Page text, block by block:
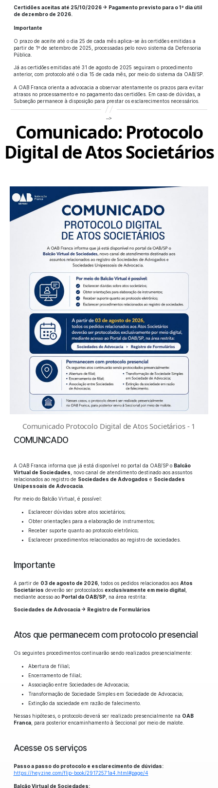
Certidões aceitas até 25/10/2026 → Pagamento previsto para o 1º dia útil
de dezembro de 2026.
Importante
O prazo de aceite até o dia 25 de cada mês aplica-se às certidões emitidas a
partir de 1º de setembro de 2025, processadas pelo novo sistema da Defensoria
Pública.
Já as certidões emitidas até 31 de agosto de 2025 seguiram o procedimento
anterior, com protocolo até o dia 15 de cada mês, por meio do sistema da OAB/SP.
A OAB Franca orienta a advocacia a observar atentamente os prazos para evitar
atrasos no processamento e no pagamento das certidões. Em caso de dúvidas, a
Subseção permanece à disposição para prestar os esclarecimentos necessários.
-->
Comunicado: Protocolo
Digital de Atos Societários
Comunicado Protocolo Digital de Atos Societários - 1
COMUNICADO
A OAB Franca informa que já está disponível no portal da OAB/SP o Balcão
Virtual de Sociedades , novo canal de atendimento destinado aos assuntos
relacionados ao registro de Sociedades de Advogados e Sociedades
Unipessoais de Advocacia.
Por meio do Balcão Virtual, é possível:
Esclarecer dúvidas sobre atos societários;
Obter orientações para a elaboração de instrumentos;
Receber suporte quanto ao protocolo eletrônico;
Esclarecer procedimentos relacionados ao registro de sociedades.
Importante
A partir de 03 de agosto de 2026, todos os pedidos relacionados aos Atos
Societários deverão ser protocolados exclusivamente em meio digital,
mediante acesso ao Portal da OAB/SP, na área restrita:
Sociedades de Advocacia → Registro de Formulários
Atos que permanecem com protocolo presencial
Os seguintes procedimentos continuarão sendo realizados presencialmente:
Abertura de filial;
Encerramento de filial;
Associação entre Sociedades de Advocacia;
Transformação de Sociedade Simples em Sociedade de Advocacia;
Extinção da sociedade em razão de falecimento.
Nessas hipóteses, o protocolo deverá ser realizado presencialmente na OAB
Franca, para posterior encaminhamento à Seccional por meio de malote.
Acesse os serviços
Passo a passo do protocolo e esclarecimento de dúvidas:
https://heyzine.com/flip-book/29172571a4.html#page/4
Balcão Virtual de Sociedades: